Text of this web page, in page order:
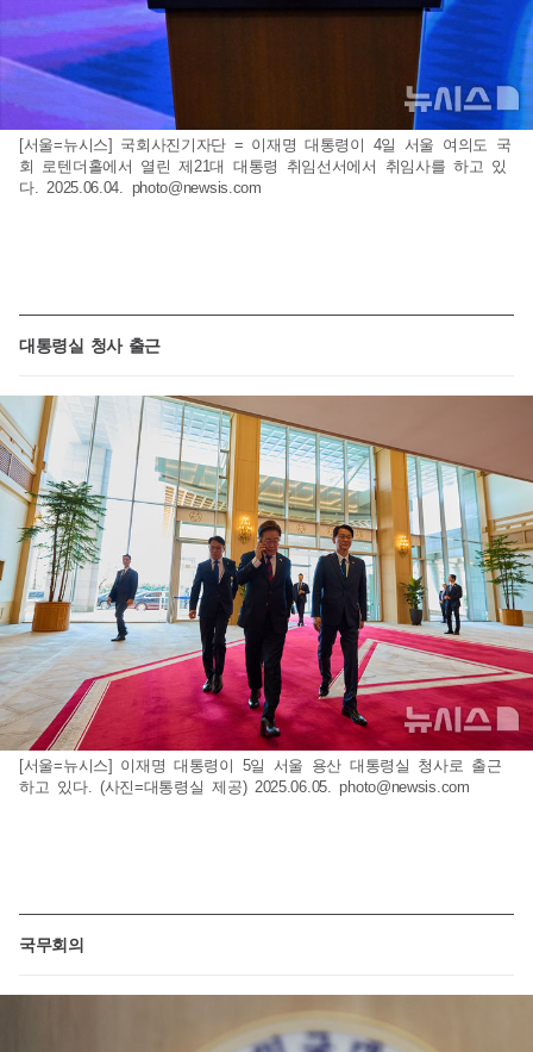
[서울=뉴시스] 국회사진기자단 = 이재명 대통령이 4일 서울 여의도 국
회 로텐더홀에서 열린 제21대 대통령 취임선서에서 취임사를 하고 있
다. 2025.06.04. photo@newsis.com
대통령실 청사 출근
[서울=뉴시스] 이재명 대통령이 5일 서울 용산 대통령실 청사로 출근
하고 있다. (사진=대통령실 제공) 2025.06.05.photo@newsis.com
국무회의